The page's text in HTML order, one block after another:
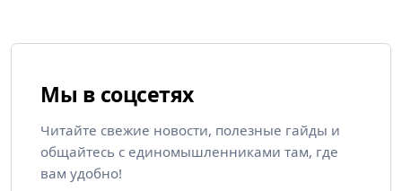
Мы в соцсетях
Читайте свежие новости, полезные гайды и
общайтесь с единомышленниками там, где
вам удобно!